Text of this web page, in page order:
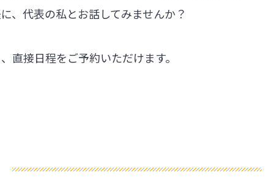
、代表の私とお話してみませんか？
直接日程をご予約いただけます。